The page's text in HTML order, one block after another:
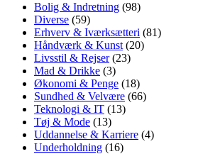
Bolig & Indretning (98)
Diverse (59)
Erhverv & Iværksætteri (81)
Håndværk & Kunst (20)
Livsstil & Rejser(23)
Mad & Drikke (3)
Økonomi & Penge (18)
Sundhed & Velvære (66)
Teknologi & IT (13)
Tøj & Mode (13)
Uddannelse & Karriere (4)
Underholdning (16)